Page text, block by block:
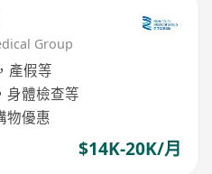
Group
產假等
身體檢查等
物優惠
$14K-20K/月